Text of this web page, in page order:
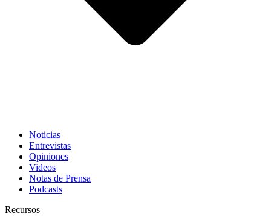
Noticias
Entrevistas
Opiniones
Videos
Notas de Prensa
Podcasts
Recursos